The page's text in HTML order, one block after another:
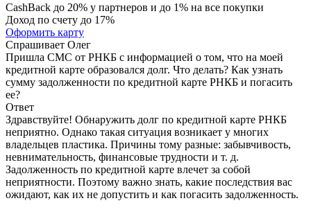
CashBack до 20% у партнеров и до 1% на все покупки
Доход по счету до 17%
Оформить карту
Спрашивает Олег
Пришла СМС от РНКБ с информацией о том, что на моей
кредитной карте образовался долг. Что делать? Как узнать
сумму задолженности по кредитной карте РНКБ и погасить
ее?
Ответ
Здравствуйте! Обнаружить долг по кредитной карте РНКБ
неприятно. Однако такая ситуация возникает у многих
владельцев пластика. Причины тому разные: забывчивость,
невнимательность, финансовые трудности и т. д.
Задолженность по кредитной карте влечет за собой
неприятности. Поэтому важно знать, какие последствия вас
ожидают, как их не допустить и как погасить задолженность.